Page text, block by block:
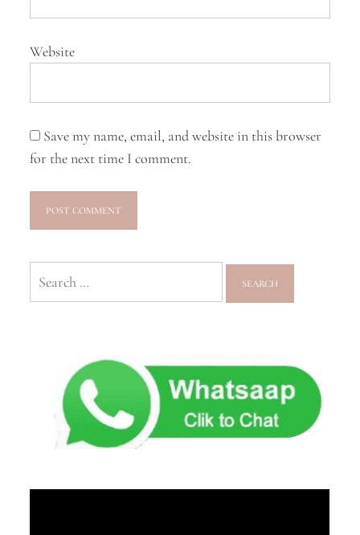
Website
Save my name, email, and website in this browser
for the next time I comment.